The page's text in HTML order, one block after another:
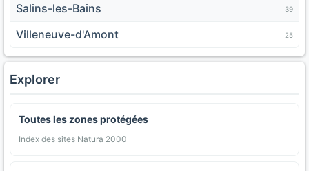
Salins-les-Bains 39
Villeneuve-d'Amont 25
Explorer
Toutes les zones protégées
Index des sites Natura 2000